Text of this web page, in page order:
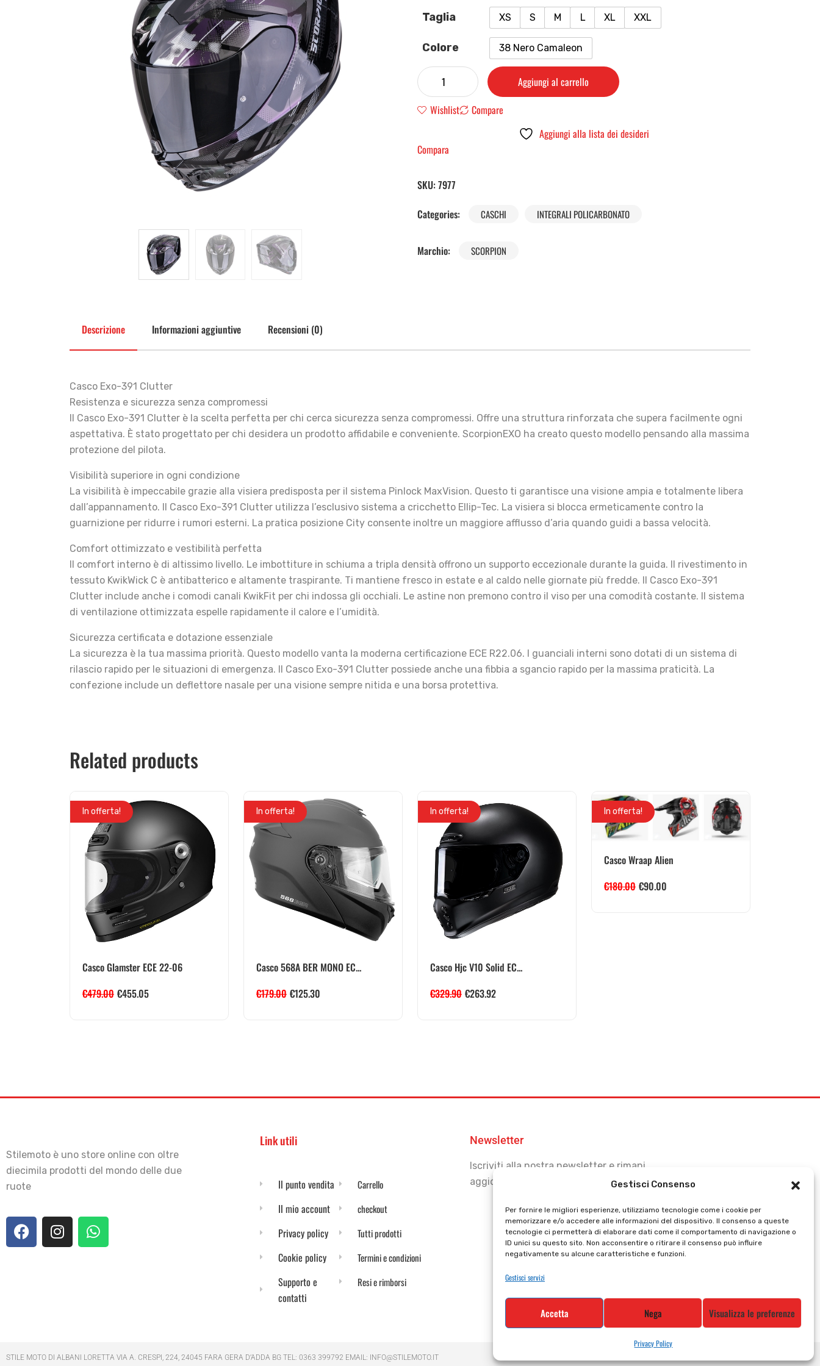
Gestisci Consenso
Per fornire le migliori esperienze, utilizziamo tecnologie come i cookie per
memorizzare e/o accedere alle informazioni del dispositivo. Il consenso a queste
tecnologie ci permetterà di elaborare dati come il comportamento di navigazione o
ID unici su questo sito. Non acconsentire o ritirare il consenso può influire
negativamente su alcune caratteristiche e funzioni.
Gestisci servizi
Accetta Nega Visualizza le preferenze
Privacy Policy
Taglia XS S M L XL XXL
Colore 38 Nero Camaleon
Aggiungi al carrello
Wishlist
Compare
Aggiungi alla lista dei desideri
Compara
SKU: 7977
Categories:
CASCHI INTEGRALI POLICARBONATO
Marchio: SCORPION
Descrizione Informazioni aggiuntive Recensioni (0)
Casco Exo-391 Clutter
Resistenza e sicurezza senza compromessi
Il Casco Exo-391 Clutter è la scelta perfetta per chi cerca sicurezza senza compromessi. Offre una struttura rinforzata che supera facilmente ogni
aspettativa. È stato progettato per chi desidera un prodotto affidabile e conveniente. ScorpionEXO ha creato questo modello pensando alla massima
protezione del pilota.
Visibilità superiore in ogni condizione
La visibilità è impeccabile grazie alla visiera predisposta per il sistema Pinlock MaxVision. Questo ti garantisce una visione ampia e totalmente libera
dall’appannamento. Il Casco Exo-391 Clutter utilizza l’esclusivo sistema a cricchetto Ellip-Tec. La visiera si blocca ermeticamente contro la
guarnizione per ridurre i rumori esterni. La pratica posizione City consente inoltre un maggiore afflusso d’aria quando guidi a bassa velocità.
Comfort ottimizzato e vestibilità perfetta
Il comfort interno è di altissimo livello. Le imbottiture in schiuma a tripla densità offrono un supporto eccezionale durante la guida. Il rivestimento in
tessuto KwikWick C è antibatterico e altamente traspirante. Ti mantiene fresco in estate e al caldo nelle giornate più fredde. Il Casco Exo-391
Clutter include anche i comodi canali KwikFit per chi indossa gli occhiali. Le astine non premono contro il viso per una comodità costante. Il sistema
di ventilazione ottimizzata espelle rapidamente il calore e l’umidità.
Sicurezza certificata e dotazione essenziale
La sicurezza è la tua massima priorità. Questo modello vanta la moderna certificazione ECE R22.06. I guanciali interni sono dotati di un sistema di
rilascio rapido per le situazioni di emergenza. Il Casco Exo-391 Clutter possiede anche una fibbia a sgancio rapido per la massima praticità. La
confezione include un deflettore nasale per una visione sempre nitida e una borsa protettiva.
Related products
In offerta!
Casco Glamster ECE 22-06
€479.00 €455.05
In offerta!
Casco 568A BER MONO EC...
€179.00 €125.30
In offerta!
Casco Hjc V10 Solid EC...
€329.90 €263.92
In offerta!
Casco Wraap Alien
€180.00 €90.00
Stilemoto è uno store online con oltre
diecimila prodotti del mondo delle due
ruote
Link utili
Il punto vendita
Il mio account
Privacy policy
Cookie policy
Supporto e
contatti
Carrello
checkout
Tutti prodotti
Termini e condizioni
Resi e rimborsi
Newsletter
Iscriviti alla nostra newsletter e rimani
aggiornato
STILE MOTO DI ALBANI LORETTA VIA A. CRESPI, 224, 24045 FARA GERA D’ADDA BG TEL: 0363 399792 EMAIL: INFO@STILEMOTO.IT